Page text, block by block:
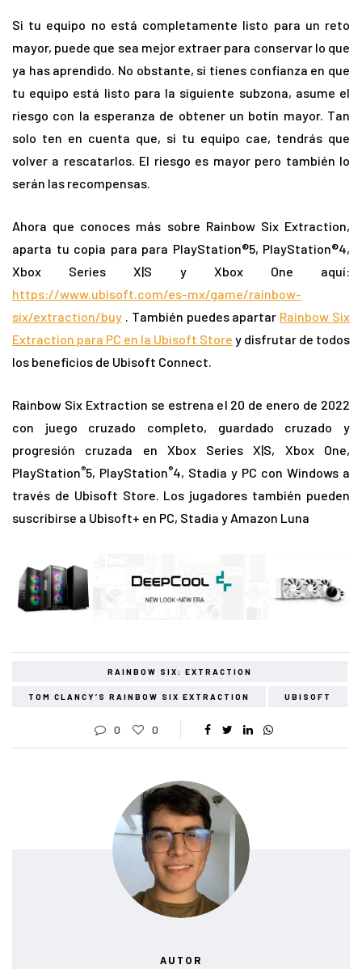
Si tu equipo no está completamente listo para un reto
mayor, puede que sea mejor extraer para conservar lo que
ya has aprendido. No obstante, si tienes confianza en que
tu equipo está listo para la siguiente subzona, asume el
riesgo con la esperanza de obtener un botín mayor. Tan
solo ten en cuenta que, si tu equipo cae, tendrás que
volver a rescatarlos. El riesgo es mayor pero también lo
serán las recompensas.
Ahora que conoces más sobre Rainbow Six Extraction,
aparta tu copia para para PlayStation®5, PlayStation®4,
Xbox Series X|S y Xbox One aquí:
https://www.ubisoft.com/es-mx/game/rainbow-
six/extraction/buy . También puedes apartar Rainbow Six
Extraction para PC en la Ubisoft Store y disfrutar de todos
los beneficios de Ubisoft Connect.
Rainbow Six Extraction se estrena el 20 de enero de 2022
con juego cruzado completo, guardado cruzado y
progresión cruzada en Xbox Series X|S, Xbox One,
PlayStation®5, PlayStation®4, Stadia y PC con Windows a
través de Ubisoft Store. Los jugadores también pueden
suscribirse a Ubisoft+ en PC, Stadia y Amazon Luna
RAINBOW SIX: EXTRACTION
TOM CLANCY’S RAINBOW SIX EXTRACTION UBISOFT
0 0
AUTOR